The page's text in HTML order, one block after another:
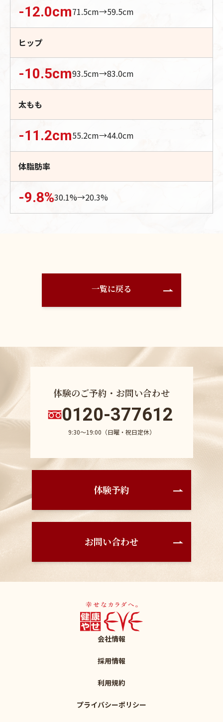
-12.0cm71.5cm→59.5cm
ヒップ
-10.5cm93.5cm→83.0cm
太もも
-11.2cm55.2cm→44.0cm
体脂肪率
-9.8%30.1%→20.3%
一覧に戻る
体験のご予約・お問い合わせ
0120-377612
9:30〜19:00（日曜・祝日定休）
体験予約
お問い合わせ
会社情報
採用情報
利用規約
プライバシーポリシー